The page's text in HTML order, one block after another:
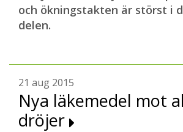
och ökningstakten är störst i
delen.
21 aug 2015
Nya läkemedel mot
dröjer